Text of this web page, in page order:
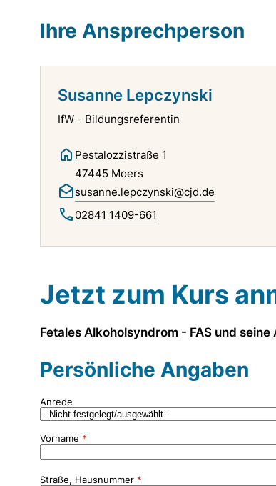
Ihre Ansprechperson
Susanne Lepczynski
IfW - Bildungsreferentin
Pestalozzistraße 1
47445 Moers
susanne.lepczynski@cjd.de
02841 1409-661
Jetzt zum Kurs
Fetales Alkoholsyndrom - FAS und
Persönliche Angaben
Anrede
Vorname
Straße, Hausnummer